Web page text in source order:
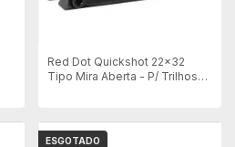
Red Dot Quickshot 22x32
Tipo Mira Aberta - P/ Trilhos
ESGOTADO